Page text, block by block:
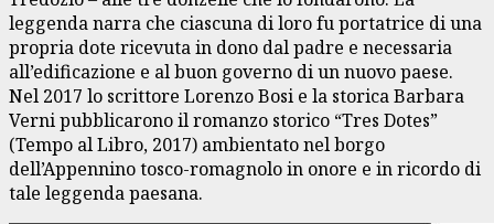
leggenda narra che ciascuna di loro fu portatrice di una
propria dote ricevuta in dono dal padre e necessaria
all’edificazione e al buon governo di un nuovo paese.
Nel 2017 lo scrittore Lorenzo Bosi e la storica Barbara
Verni pubblicarono il romanzo storico “Tres Dotes”
(Tempo al Libro, 2017) ambientato nel borgo
dell’Appennino tosco-romagnolo in onore e in ricordo di
tale leggenda paesana.